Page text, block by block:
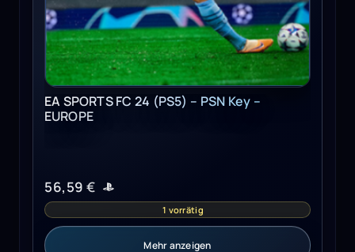
EA SPORTS FC 24 (PS5) – PSN Key –
EUROPE
56,59 €
1 vorrätig
Mehr anzeigen